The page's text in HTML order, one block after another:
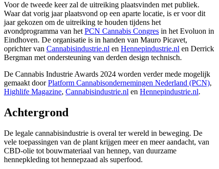
Voor de tweede keer zal de uitreiking plaatsvinden met publiek.
Waar dat vorig jaar plaatsvond op een aparte locatie, is er voor dit
jaar gekozen om de uitreiking te houden tijdens het
avondprogramma van hetPCN Cannabis Congres in het Evoluon in
Eindhoven. De organisatie is in handen van Mauro Picavet,
oprichter van Cannabisindustrie.nl en Hennepindustrie.nl en Derrick
Bergman met ondersteuning van derden design technisch.
De Cannabis Industrie Awards 2024 worden verder mede mogelijk
gemaakt doorPlatform Cannabisondernemingen Nederland (PCN),
Highlife Magazine, Cannabisindustrie.nl en Hennepindustrie.nl.
Achtergrond
De legale cannabisindustrie is overal ter wereld in beweging. De
vele toepassingen van de plant krijgen meer en meer aandacht, van
CBD-olie tot bouwmateriaal van hennep, van duurzame
hennepkleding tot hennepzaad als superfood.